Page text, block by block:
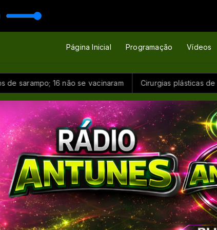
FM
Página Inicial Programação Vídeos
16 não se vacinaram Cirurgias plásticas de